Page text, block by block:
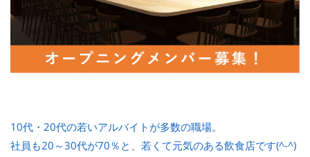
10代・20代の若いアルバイトが多数の職場。
社員も20～30代が70％と、若くて元気のある飲食店です(^-^)